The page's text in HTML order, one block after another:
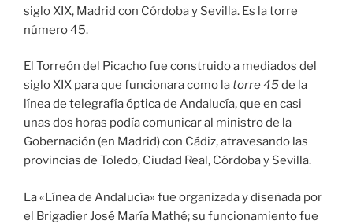
siglo XIX, Madrid con Córdoba y Sevilla. Es la torre
número 45.
El Torreón del Picacho fue construido a mediados del
siglo XIX para que funcionara como latorre 45de la
línea de telegrafía óptica de Andalucía, que en casi
unas dos horas podía comunicar al ministro de la
Gobernación (en Madrid) con Cádiz, atravesando las
provincias de Toledo, Ciudad Real, Córdoba y Sevilla.
La «Línea de Andalucía» fue organizada y diseñada por
el Brigadier José María Mathé; su funcionamiento fue